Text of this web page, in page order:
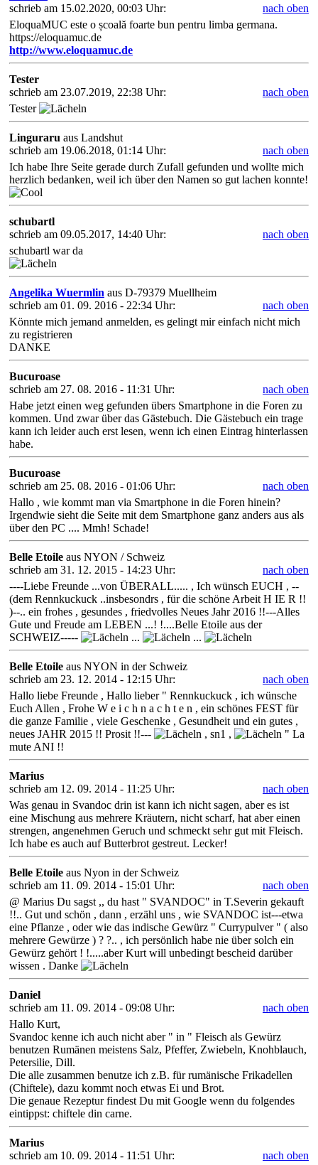
schrieb am 15.02.2020, 00:03 Uhr:
nach oben
EloquaMUC este o școală foarte bun pentru limba germana.
https://eloquamuc.de
http://www.eloquamuc.de
Tester
schrieb am 23.07.2019, 22:38 Uhr:
nach oben
Tester
Linguraru aus Landshut
schrieb am 19.06.2018, 01:14 Uhr:
nach oben
Ich habe Ihre Seite gerade durch Zufall gefunden und wollte mich
herzlich bedanken, weil ich über den Namen so gut lachen konnte!
schubartl
schrieb am 09.05.2017, 14:40 Uhr:
nach oben
schubartl war da
Angelika Wuermlin aus D-79379 Muellheim
schrieb am 01. 09. 2016 - 22:34 Uhr:
nach oben
Könnte mich jemand anmelden, es gelingt mir einfach nicht mich
zu registrieren
DANKE
Bucuroase
schrieb am 27. 08. 2016 - 11:31 Uhr:
nach oben
Habe jetzt einen weg gefunden übers Smartphone in die Foren zu
kommen. Und zwar über das Gästebuch. Die Gästebuch ein trage
kann ich leider auch erst lesen, wenn ich einen Eintrag hinterlassen
habe.
Bucuroase
schrieb am 25. 08. 2016 - 01:06 Uhr:
nach oben
Hallo , wie kommt man via Smartphone in die Foren hinein?
Irgendwie sieht die Seite mit dem Smartphone ganz anders aus als
über den PC .... Mmh! Schade!
Belle Etoile aus NYON / Schweiz
schrieb am 31. 12. 2015 - 14:23 Uhr:
nach oben
----Liebe Freunde ...von ÜBERALL..... , Ich wünsch EUCH , --
(dem Rennkuckuck ..insbesondrs , für die schöne Arbeit H IE R !!
)--.. ein frohes , gesundes , friedvolles Neues Jahr 2016 !!---Alles
Gute und Freude am LEBEN ...! !....Belle Etoile aus der
SCHWEIZ-----
... ...
Belle Etoile aus NYON in der Schweiz
schrieb am 23. 12. 2014 - 12:15 Uhr:
nach oben
Hallo liebe Freunde , Hallo lieber " Rennkuckuck , ich wünsche
Euch Allen , Frohe W e i c h n a c h t e n , ein schönes FEST für
die ganze Familie , viele Geschenke , Gesundheit und ein gutes ,
neues JAHR 2015 !! Prosit !!---
, sn1 ,
" La
mute ANI !!
Marius
schrieb am 12. 09. 2014 - 11:25 Uhr:
nach oben
Was genau in Svandoc drin ist kann ich nicht sagen, aber es ist
eine Mischung aus mehrere Kräutern, nicht scharf, hat aber einen
strengen, angenehmen Geruch und schmeckt sehr gut mit Fleisch.
Ich habe es auch auf Butterbrot gestreut. Lecker!
Belle Etoile aus Nyon in der Schweiz
schrieb am 11. 09. 2014 - 15:01 Uhr:
nach oben
@ Marius Du sagst ,, du hast " SVANDOC" in T.Severin gekauft
!!.. Gut und schön , dann , erzähl uns , wie SVANDOC ist---etwa
eine Pflanze , oder wie das indische Gewürz " Currypulver " ( also
mehrere Gewürze ) ? ?.. , ich persönlich habe nie über solch ein
Gewürz gehört ! !.....aber Kurt will unbedingt bescheid darüber
wissen . Danke
Daniel
schrieb am 11. 09. 2014 - 09:08 Uhr:
nach oben
Hallo Kurt,
Svandoc kenne ich auch nicht aber " in " Fleisch als Gewürz
benutzen Rumänen meistens Salz, Pfeffer, Zwiebeln, Knohblauch,
Petersilie, Dill.
Die alle zusammen benutze ich z.B. für rumänische Frikadellen
(Chiftele), dazu kommt noch etwas Ei und Brot.
Die genaue Rezeptur findest Du mit Google wenn du folgendes
eintippst: chiftele din carne.
Marius
schrieb am 10. 09. 2014 - 11:51 Uhr:
nach oben